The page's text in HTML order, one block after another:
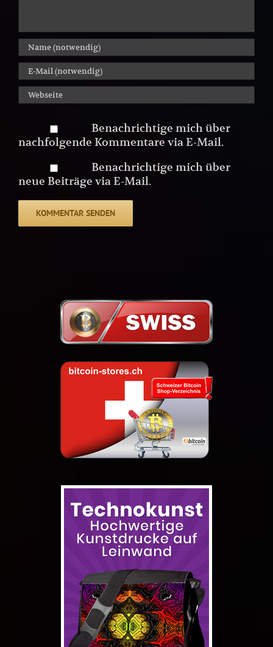
Benachrichtige mich über
nachfolgende Kommentare via E-Mail.
Benachrichtige mich über
neue Beiträge via E-Mail.